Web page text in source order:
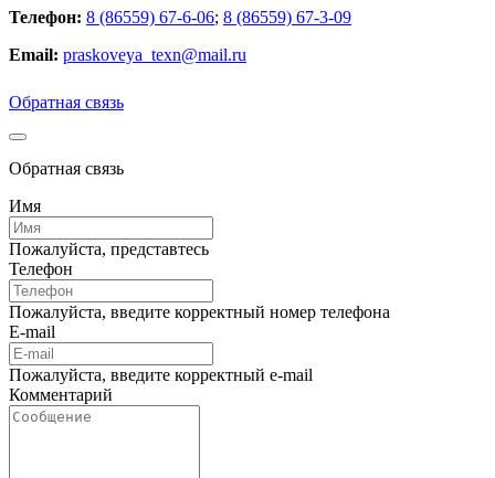
Телефон: 8 (86559) 67-6-06; 8 (86559) 67-3-09
Email: praskoveya_texn@mail.ru
Обратная связь
Обратная связь
Имя
Пожалуйста, представтесь
Телефон
Пожалуйста, введите корректный номер телефона
E-mail
Пожалуйста, введите корректный e-mail
Комментарий